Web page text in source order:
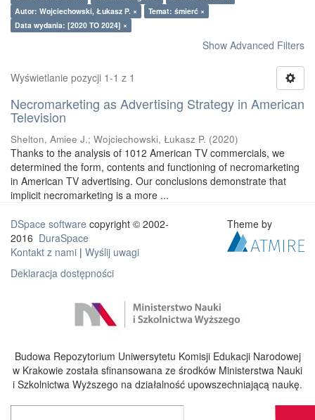
Autor: Wojciechowski, Łukasz P. ×
Temat: śmierć ×
Data wydania: [2020 TO 2024] ×
Show Advanced Filters
Wyświetlanie pozycji 1-1 z 1
Necromarketing as Advertising Strategy in American
Television
Shelton, Amiee J.; Wojciechowski, Łukasz P. (2020)
Thanks to the analysis of 1012 American TV commercials, we
determined the form, contents and functioning of necromarketing
in American TV advertising. Our conclusions demonstrate that
implicit necromarketing is a more ...
DSpace software copyright © 2002-
2016 DuraSpace
Kontakt z nami | Wyślij uwagi
Deklaracja dostępności
Theme by
Budowa Repozytorium Uniwersytetu Komisji Edukacji Narodowej
w Krakowie została sfinansowana ze środków Ministerstwa Nauki
i Szkolnictwa Wyższego na działalność upowszechniającą naukę.